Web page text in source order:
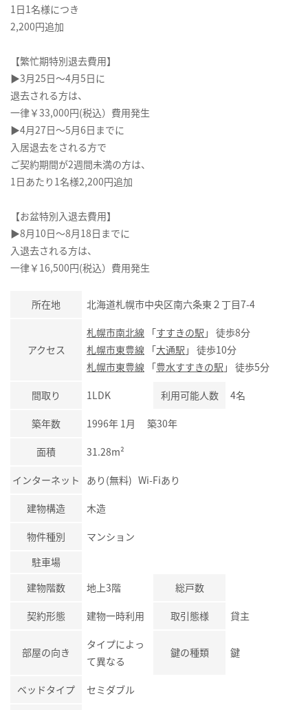
1日1名様につき
2,200円追加
【繁忙期特別退去費用】
▶3月25日～4月5日に
退去される方は、
一律￥33,000円(税込）費用発生
▶4月27日～5月6日までに
入居退去をされる方で
ご契約期間が2週間未満の方は、
1日あたり1名様2,200円追加
【お盆特別入退去費用】
▶8月10日～8月18日までに
入退去される方は、
一律￥16,500円(税込）費用発生
所在地 北海道札幌市中央区南六条東２丁目7-4
アクセス
札幌市南北線 「すすきの駅 」 徒歩8分
札幌市東豊線 「大通駅 」 徒歩10分
札幌市東豊線 「豊水すすきの駅 」 徒歩5分
間取り 1LDK 利用可能人数 4名
築年数 1996年 1月 築30年
面積 31.28m²
インターネット あり(無料) Wi-Fiあり
建物構造 木造
物件種別
マンション
駐車場
建物階数
地上3階 総戸数
契約形態 建物一時利用 取引態様 貸主
部屋の向き
タイプによっ
て異なる
鍵の種類 鍵
ベッドタイプ セミダブル